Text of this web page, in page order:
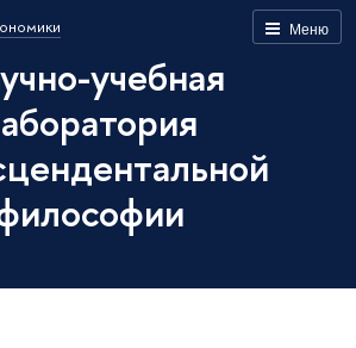
Меню
учебная